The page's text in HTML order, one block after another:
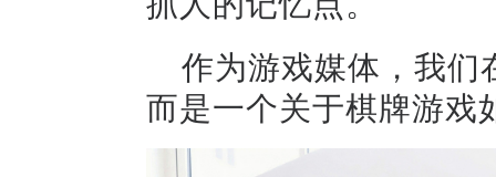
作为游戏媒体，我们
而是一个关于棋牌游戏